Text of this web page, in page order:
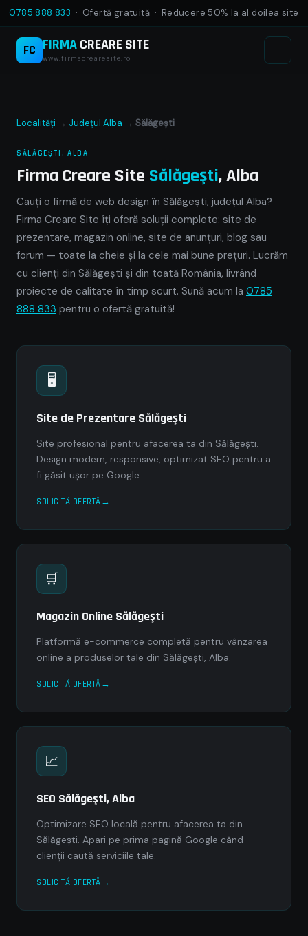
0785 888 833 · Ofertă gratuită · Reducere 50% la al doilea site
FC FIRMACREARE SITE
www.firmacrearesite.ro
Localități → Județul Alba → Sălăgeşti
SĂLĂGEŞTI, ALBA
Firma Creare Site Sălăgeşti, Alba
Cauți o firmă de web design în Sălăgeşti, județul Alba?
Firma Creare Site îți oferă soluții complete: site de
prezentare, magazin online, site de anunțuri, blog sau
forum — toate la cheie și la cele mai bune prețuri. Lucrăm
cu clienți din Sălăgeşti și din toată România, livrând
proiecte de calitate în timp scurt. Sună acum la 0785
888 833 pentru o ofertă gratuită!
🖥
Site de Prezentare Sălăgeşti
Site profesional pentru afacerea ta din Sălăgeşti.
Design modern, responsive, optimizat SEO pentru a
fi găsit ușor pe Google.
SOLICITĂ OFERTĂ
🛒
Magazin Online Sălăgeşti
Platformă e-commerce completă pentru vânzarea
online a produselor tale din Sălăgeşti, Alba.
SOLICITĂ OFERTĂ
📈
SEO Sălăgeşti, Alba
Optimizare SEO locală pentru afacerea ta din
Sălăgeşti. Apari pe prima pagină Google când
clienții caută serviciile tale.
SOLICITĂ OFERTĂ